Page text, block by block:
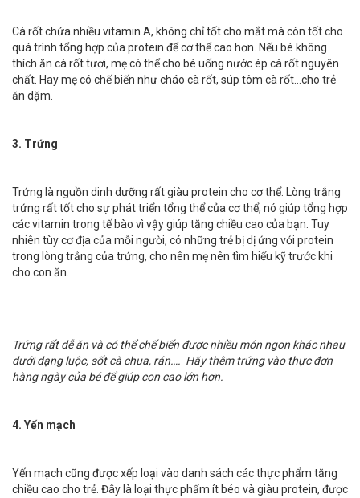
Cà rốt chứa nhiều vitamin A, không chỉ tốt cho mắt mà còn tốt cho
quá trình tổng hợp của protein để cơ thể cao hơn. Nếu bé không
thích ăn cà rốt tươi, mẹ có thể cho bé uống nước ép cà rốt nguyên
chất. Hay mẹ có chế biến như cháo cà rốt, súp tôm cà rốt…cho trẻ
ăn dặm.
3. Trứng
Trứng là nguồn dinh dưỡng rất giàu protein cho cơ thể. Lòng trắng
trứng rất tốt cho sự phát triển tổng thể của cơ thể, nó giúp tổng hợp
các vitamin trong tế bào vì vậy giúp tăng chiều cao của bạn. Tuy
nhiên tùy cơ địa của mỗi người, có những trẻ bị dị ứng với protein
trong lòng trắng của trứng, cho nên mẹ nên tìm hiểu kỹ trước khi
cho con ăn.
Trứng rất dễ ăn và có thể chế biến được nhiều món ngon khác nhau
dưới dạng luộc, sốt cà chua, rán…. Hãy thêm trứng vào thực đơn
hàng ngày của bé để giúp con cao lớn hơn.
4. Yến mạch
Yến mạch cũng được xếp loại vào danh sách các thực phẩm tăng
chiều cao cho trẻ. Đây là loại thực phẩm ít béo và giàu protein, được